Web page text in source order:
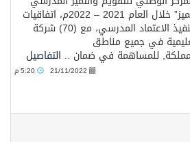
“تميز” خلال العام 2021 – 2022م، اتفاقيات
لتنفيذ الاعتماد المدرسي، مع (70) شركة
في جميع مناطق
للمساهمة في ضمان .. التفاصيل
21/11/2022